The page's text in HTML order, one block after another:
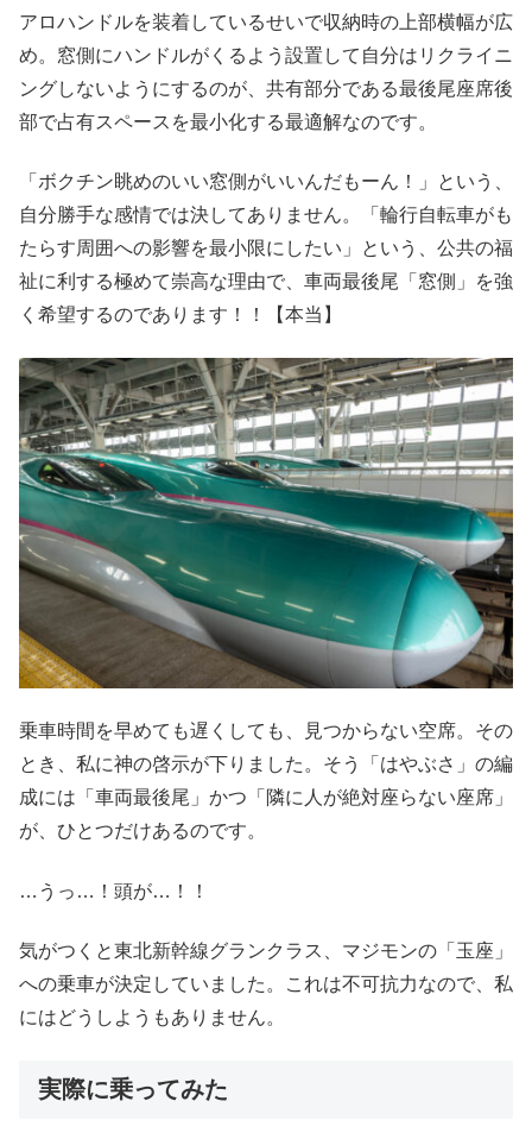
アロハンドルを装着しているせいで収納時の上部横幅が広
め。窓側にハンドルがくるよう設置して自分はリクライニ
ングしないようにするのが、共有部分である最後尾座席後
部で占有スペースを最小化する最適解なのです。
「ボクチン眺めのいい窓側がいいんだもーん！」という、
自分勝手な感情では決してありません。「輪行自転車がも
たらす周囲への影響を最小限にしたい」という、公共の福
祉に利する極めて崇高な理由で、車両最後尾「窓側」を強
く希望するのであります！！【本当】
乗車時間を早めても遅くしても、見つからない空席。その
とき、私に神の啓示が下りました。そう「はやぶさ」の編
成には「車両最後尾」かつ「隣に人が絶対座らない座席」
が、ひとつだけあるのです。
…うっ…！頭が…！！
気がつくと東北新幹線グランクラス、マジモンの「玉座」
への乗車が決定していました。これは不可抗力なので、私
にはどうしようもありません。
実際に乗ってみた